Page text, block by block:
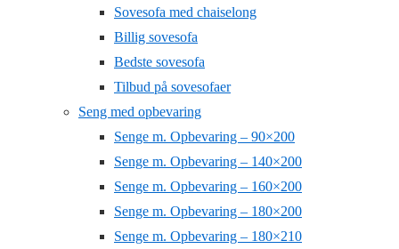
Sovesofa med chaiselong
Billig sovesofa
Bedste sovesofa
Tilbud på sovesofaer
Seng med opbevaring
Senge m. Opbevaring – 90×200
Senge m. Opbevaring – 140×200
Senge m. Opbevaring – 160×200
Senge m. Opbevaring – 180×200
Senge m. Opbevaring – 180×210